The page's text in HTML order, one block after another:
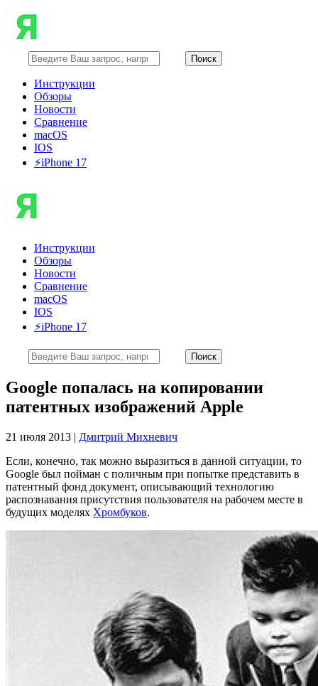
Инструкции
Обзоры
Новости
Сравнение
macOS
IOS
⚡️iPhone 17
Инструкции
Обзоры
Новости
Сравнение
macOS
IOS
⚡️iPhone 17
Google попалась на копировании
патентных изображений Apple
21 июля 2013 | Дмитрий Михневич
Если, конечно, так можно выразиться в данной ситуации, то
Google был пойман с поличным при попытке представить в
патентный фонд документ, описывающий технологию
распознавания присутствия пользователя на рабочем месте в
будущих моделях Хромбуков.